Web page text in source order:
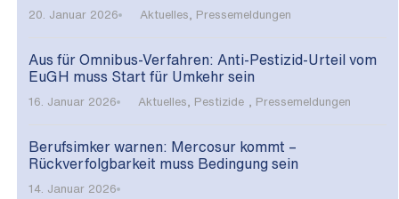
20. Januar 2026 Aktuelles Pressemeldungen
Aus für Omnibus-Verfahren: Anti-Pestizid-Urteil vom
EuGH muss Start für Umkehr sein
16. Januar 2026 Aktuelles Pestizide Pressemeldungen
Berufsimker warnen: Mercosur kommt –
Rückverfolgbarkeit muss Bedingung sein
14. Januar 2026